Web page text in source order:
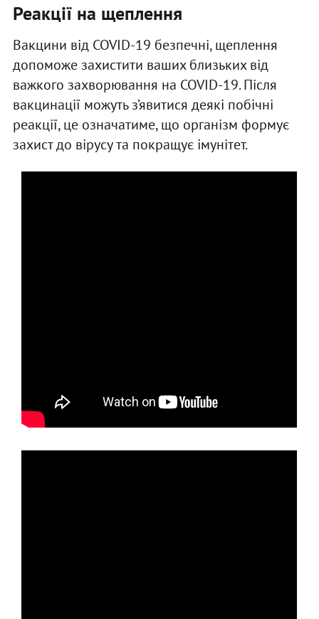
Реакції на щеплення
Вакцини від COVID-19 безпечні, щеплення
допоможе захистити ваших близьких від
важкого захворювання на COVID-19. Після
вакцинації можуть з’явитися деякі побічні
реакції, це означатиме, що організм формує
захист до вірусу та покращує імунітет.